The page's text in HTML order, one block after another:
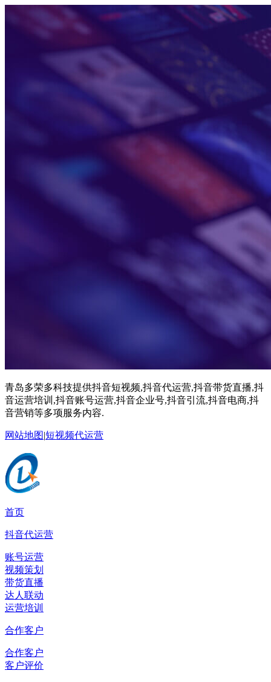
青岛多荣多科技提供抖音短视频,抖音代运营,抖音带货直播,抖
音运营培训,抖音账号运营,抖音企业号,抖音引流,抖音电商,抖
音营销等多项服务内容.
网站地图|短视频代运营
首页
抖音代运营
账号运营
视频策划
带货直播
达人联动
运营培训
合作客户
合作客户
客户评价